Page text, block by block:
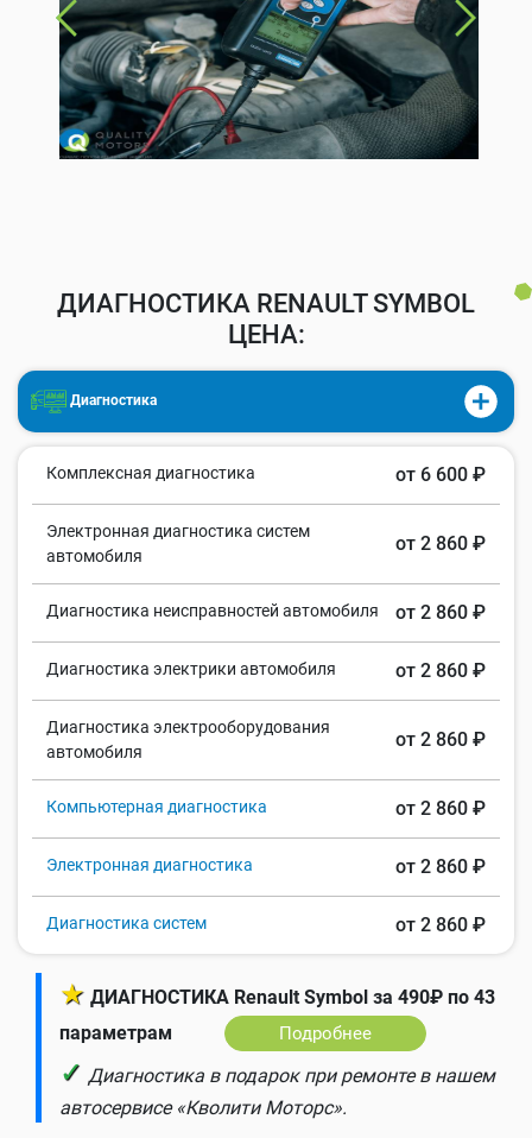
ДИАГНОСТИКА RENAULT SYMBOL
ЦЕНА:
Диагностика
Комплексная диагностика от 6 600 ₽
Электронная диагностика систем
автомобиля
от 2 860 ₽
Диагностика неисправностей автомобиля от 2 860 ₽
Диагностика электрики автомобиля от 2 860 ₽
Диагностика электрооборудования
автомобиля
от 2 860 ₽
Компьютерная диагностика от 2 860 ₽
Электронная диагностика от 2 860 ₽
Диагностика систем от 2 860 ₽
★ ДИАГНОСТИКА Renault Symbol за 490₽ по 43
параметрам
Подробнее
✓ Диагностика в подарок при ремонте в нашем
автосервисе «Кволити Моторс».